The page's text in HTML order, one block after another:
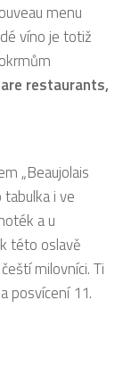
menu
víno je totiž
restaurants,
„Beaujolais
i ve
a u
této oslavě
milovníci. Ti
posvícení 11.